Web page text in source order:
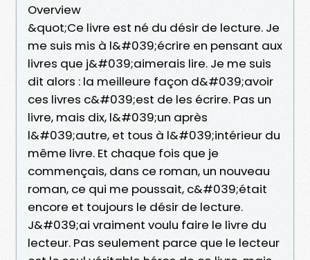
Overview
&quot;Ce livre est né du désir de lecture. Je
me suis mis à l&#039;écrire en pensant aux
livres que j&#039;aimerais lire. Je me suis
dit alors : la meilleure façon d&#039;avoir
ces livres c&#039;est de les écrire. Pas un
livre, mais dix, l&#039;un après
l&#039;autre, et tous à l&#039;intérieur du
même livre. Et chaque fois que je
commençais, dans ce roman, un nouveau
roman, ce qui me poussait, c&#039;était
encore et toujours le désir de lecture.
J&#039;ai vraiment voulu faire le livre du
lecteur. Pas seulement parce que le lecteur